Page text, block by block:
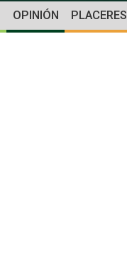
OPINIÓN PLACERES